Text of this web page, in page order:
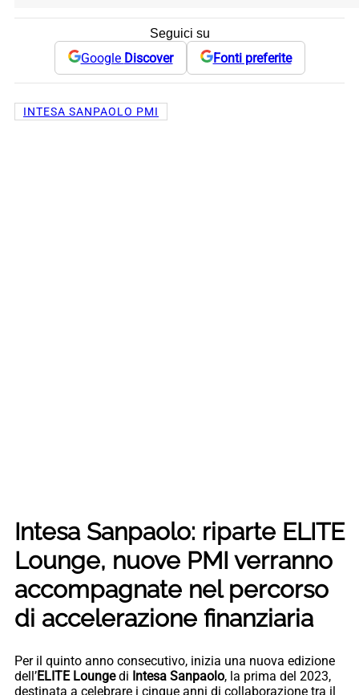
Seguici su
Google Discover Fonti preferite
INTESA SANPAOLO PMI
Intesa Sanpaolo: riparte ELITE
Lounge, nuove PMI verranno
accompagnate nel percorso
di accelerazione finanziaria
Per il quinto anno consecutivo, inizia una nuova edizione
dell’ELITE Loungedi Intesa Sanpaolo, la prima del 2023,
destinata a celebrare i cinque anni di collaborazione tra il